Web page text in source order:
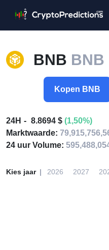
BNB BNB
Kopen BNB
24H 8.8694 $ (1,50%)
Marktwaarde:
24 uur Volume:
Kies jaar 2026 2027